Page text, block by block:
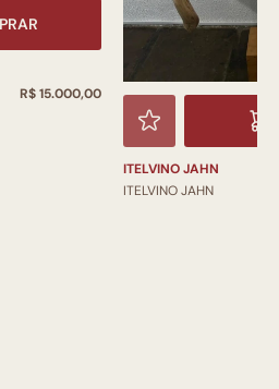
R$ 15.000,00
ITELVINO JAHN
ITELVINO JAHN